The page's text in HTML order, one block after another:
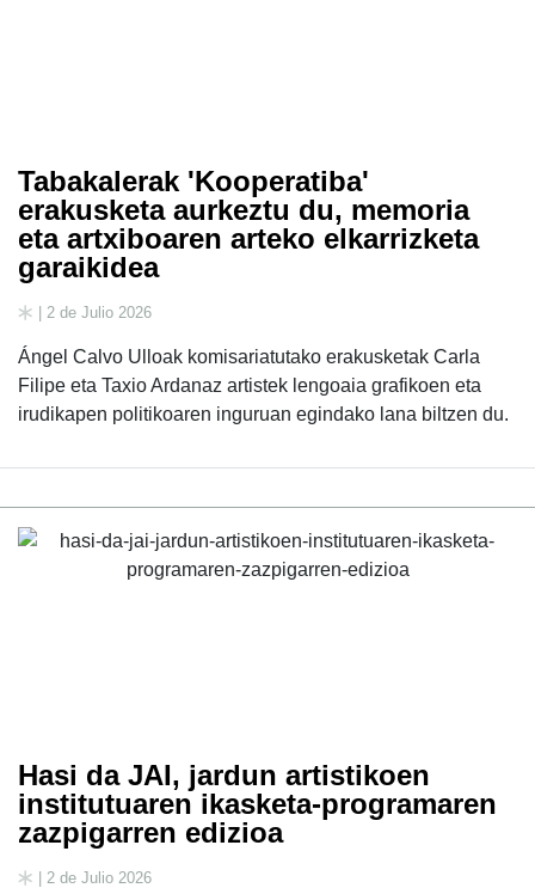
Tabakalerak 'Kooperatiba'
erakusketa aurkeztu du, memoria
eta artxiboaren arteko elkarrizketa
garaikidea
| 2 de Julio 2026
Ángel Calvo Ulloak komisariatutako erakusketak Carla
Filipe eta Taxio Ardanaz artistek lengoaia grafikoen eta
irudikapen politikoaren inguruan egindako lana biltzen du.
Hasi da JAI, jardun artistikoen
institutuaren ikasketa-programaren
zazpigarren edizioa
| 2 de Julio 2026